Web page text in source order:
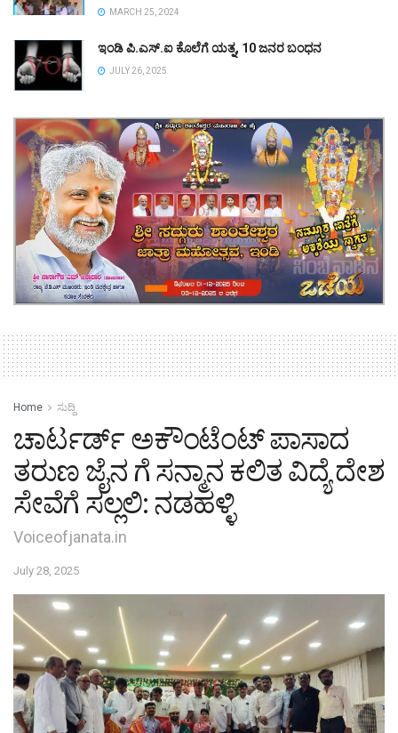
MARCH 25, 2024
ಇಂಡಿ ಪಿ.ಎಸ್.ಐ ಕೊಲೆಗೆ ಯತ್ನ, 10 ಜನರ ಬಂಧನ
JULY 26, 2025
Home ಸುದ್ದಿ
ಚಾರ್ಟರ್ಡ್ ಅಕೌಂಟೆಂಟ್ ಪಾಸಾದ
ತರುಣ ಜೈನ ಗೆ ಸನ್ಮಾನ ಕಲಿತ ವಿದ್ಯೆ ದೇಶ
ಸೇವೆಗೆ ಸಲ್ಲಲಿ: ನಡಹಳ್ಳಿ
Voiceofjanata.in
July 28, 2025